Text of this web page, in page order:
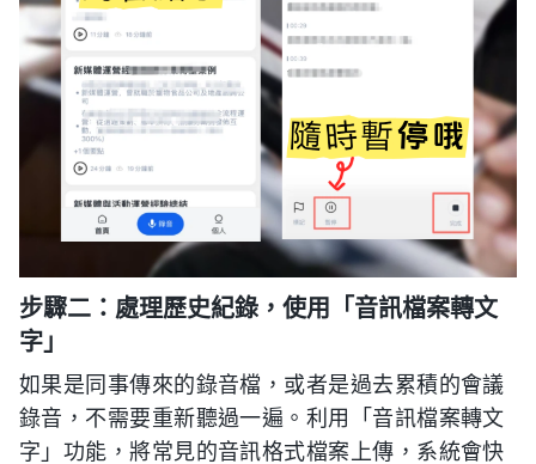
步驟二：處理歷史紀錄，使用「音訊檔案轉文
字」
如果是同事傳來的錄音檔，或者是過去累積的會議
錄音，不需要重新聽過一遍。利用「音訊檔案轉文
字」功能，將常見的音訊格式檔案上傳，系統會快